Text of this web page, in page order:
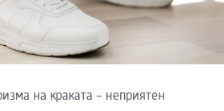
на краката – неприятен